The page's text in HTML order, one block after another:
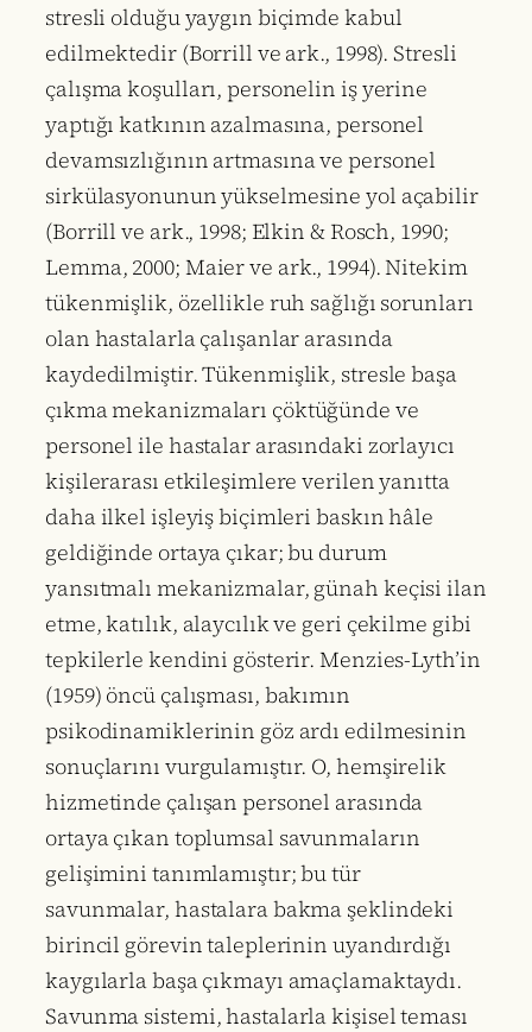
stresli olduğu yaygın biçimde kabul
edilmektedir (Borrill ve ark., 1998). Stresli
çalışma koşulları, personelin iş yerine
yaptığı katkının azalmasına, personel
devamsızlığının artmasına ve personel
sirkülasyonunun yükselmesine yol açabilir
(Borrill ve ark., 1998; Elkin & Rosch, 1990;
Lemma, 2000; Maier ve ark., 1994). Nitekim
tükenmişlik, özellikle ruh sağlığı sorunları
olan hastalarla çalışanlar arasında
kaydedilmiştir. Tükenmişlik, stresle başa
çıkma mekanizmaları çöktüğünde ve
personel ile hastalar arasındaki zorlayıcı
kişilerarası etkileşimlere verilen yanıtta
daha ilkel işleyiş biçimleri baskın hâle
geldiğinde ortaya çıkar; bu durum
yansıtmalı mekanizmalar, günah keçisi ilan
etme, katılık, alaycılık ve geri çekilme gibi
tepkilerle kendini gösterir. Menzies-Lyth’in
(1959) öncü çalışması, bakımın
psikodinamiklerinin göz ardı edilmesinin
sonuçlarını vurgulamıştır. O, hemşirelik
hizmetinde çalışan personel arasında
ortaya çıkan toplumsal savunmaların
gelişimini tanımlamıştır; bu tür
savunmalar, hastalara bakma şeklindeki
birincil görevin taleplerinin uyandırdığı
kaygılarla başa çıkmayı amaçlamaktaydı.
Savunma sistemi, hastalarla kişisel teması